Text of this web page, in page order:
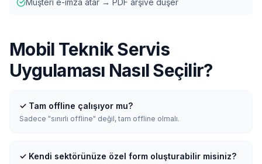
Müşteri e-imza atar → PDF arşive düşer
Mobil Teknik Servis
Uygulaması Nasıl Seçilir?
✓ Tam offline çalışıyor mu?
Sadece "sınırlı offline" değil, tam offline olmalı.
✓ Kendi sektörünüze özel form oluşturabilir misiniz?